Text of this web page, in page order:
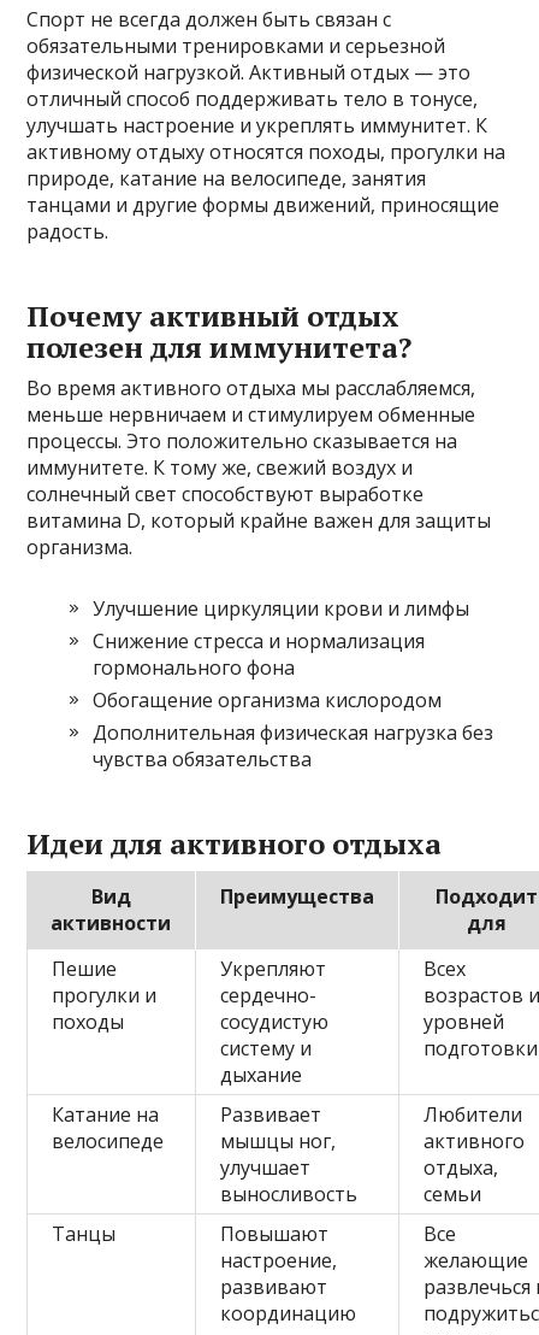
Спорт не всегда должен быть связан с
обязательными тренировками и серьезной
физической нагрузкой. Активный отдых — это
отличный способ поддерживать тело в тонусе,
улучшать настроение и укреплять иммунитет. К
активному отдыху относятся походы, прогулки на
природе, катание на велосипеде, занятия
танцами и другие формы движений, приносящие
радость.
Почему активный отдых
полезен для иммунитета?
Во время активного отдыха мы расслабляемся,
меньше нервничаем и стимулируем обменные
процессы. Это положительно сказывается на
иммунитете. К тому же, свежий воздух и
солнечный свет способствуют выработке
витамина D, который крайне важен для защиты
организма.
Улучшение циркуляции крови и лимфы
Снижение стресса и нормализация
гормонального фона
Обогащение организма кислородом
Дополнительная физическая нагрузка без
чувства обязательства
Идеи для активного отдыха
Вид
активности
Преимущества
Подходит
для
Пешие
прогулки и
походы
Укрепляют
сердечно-
сосудистую
систему и
дыхание
Всех
возрастов
уровней
подготовки
Катание на
велосипеде
Развивает
мышцы ног,
улучшает
выносливость
Любители
активного
отдыха,
семьи
Танцы
Повышают
настроение,
развивают
координацию
Все
желающие
развлечься